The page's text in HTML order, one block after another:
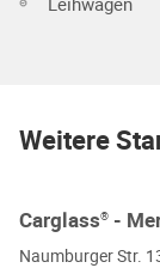
Weitere
Carglass® -
Naumburger Str.